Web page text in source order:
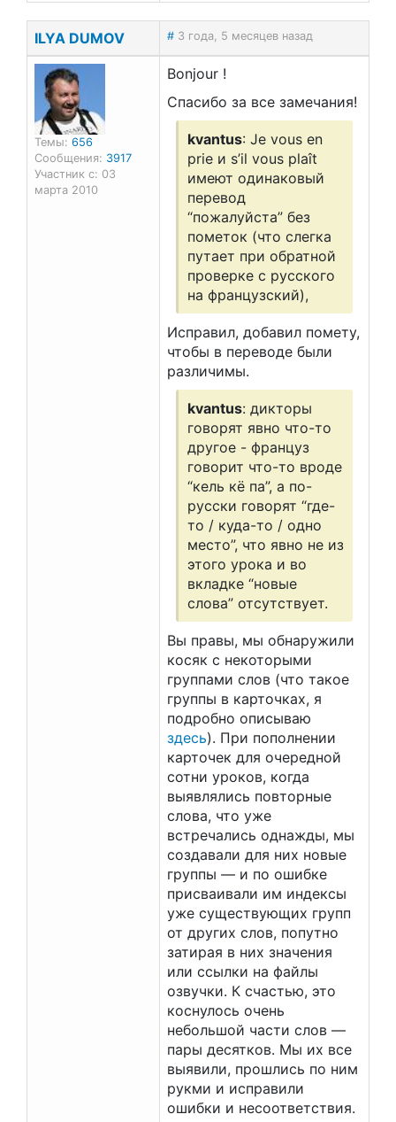
ILYA DUMOV # 3 года, 5 месяцев назад
Темы: 656
Сообщения: 3917
Участник с: 03
марта 2010
Bonjour !
Спасибо за все замечания!
kvantus: Je vous en
prie и s’il vous plaît
имеют одинаковый
перевод
“пожалуйста” без
пометок (что слегка
путает при обратной
проверке с русского
на французский),
Исправил, добавил помету,
чтобы в переводе были
различимы.
kvantus: дикторы
говорят явно что-то
другое - француз
говорит что-то вроде
“кель кё па”, а по-
русски говорят “где-
то / куда-то / одно
место”, что явно не из
этого урока и во
вкладке “новые
слова” отсутствует.
Вы правы, мы обнаружили
косяк с некоторыми
группами слов (что такое
группы в карточках, я
подробно описываю
здесь). При пополнении
карточек для очередной
сотни уроков, когда
выявлялись повторные
слова, что уже
встречались однажды, мы
создавали для них новые
группы — и по ошибке
присваивали им индексы
уже существующих групп
от других слов, попутно
затирая в них значения
или ссылки на файлы
озвучки. К счастью, это
коснулось очень
небольшой части слов —
пары десятков. Мы их все
выявили, прошлись по ним
рукми и исправили
ошибки и несоответствия.